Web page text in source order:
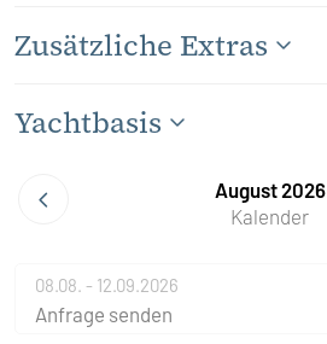
Zusätzliche Extras
Yachtbasis
August 2026
Kalender
08.08. - 12.09.2026
Anfrage senden